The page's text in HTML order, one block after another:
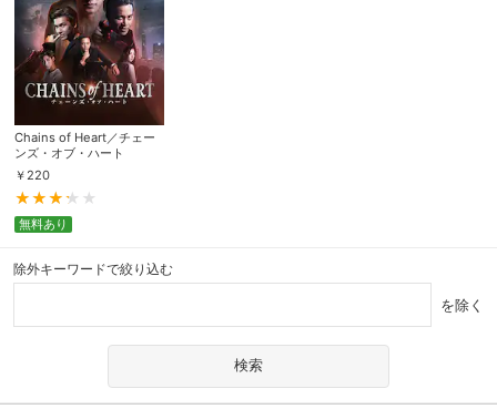
Chains of Heart／チェー
ンズ・オブ・ハート
￥ 220
無料あり
除外キーワードで絞り込む
を除く